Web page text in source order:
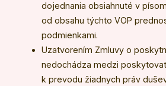
dojednania obsiahnuté v
od obsahu týchto VOP
podmienkami.
Uzatvorením Zmluvy o
nedochádza medzi
k prevodu žiadnych práv